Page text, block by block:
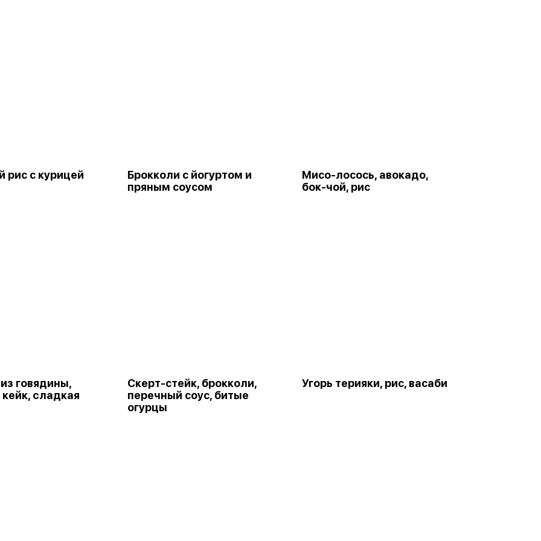
рис с курицей
Брокколи с йогуртом и
пряным соусом
Мисо-лосось, авокадо,
бок-чой, рис
говядины,
cладкая
Скерт-стейк, брокколи,
перечный соус, битые
огурцы
Угорь терияки, рис, васаби